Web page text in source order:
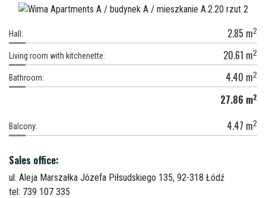
Hall: 2.85 m2
Living room with kitchenette: 20.61 m2
Bathroom: 4.40 m2
27.86 m2
Balcony: 4.47 m2
Sales office:
ul. Aleja Marszałka Józefa Piłsudskiego 135, 92-318 Łódź
tel: 739 107 335